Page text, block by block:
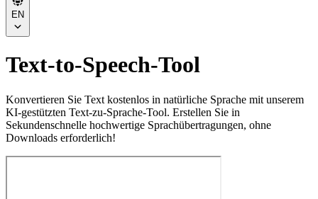
EN
Text-to-Speech-Tool
Konvertieren Sie Text kostenlos in natürliche Sprache mit unserem
KI-gestützten Text-zu-Sprache-Tool. Erstellen Sie in
Sekundenschnelle hochwertige Sprachübertragungen, ohne
Downloads erforderlich!